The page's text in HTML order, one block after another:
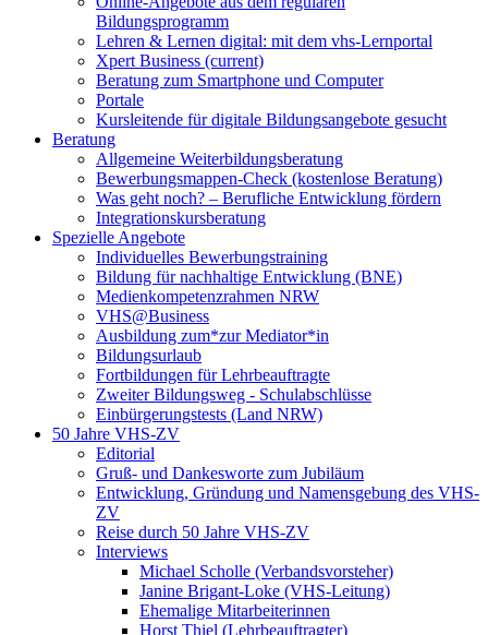
Bildungsprogramm
Lehren & Lernen digital: mit dem vhs-Lernportal
Xpert Business (current)
Beratung zum Smartphone und Computer
Portale
Kursleitende für digitale Bildungsangebote gesucht
Beratung
Allgemeine Weiterbildungsberatung
Bewerbungsmappen-Check (kostenlose Beratung)
Was geht noch? – Berufliche Entwicklung fördern
Integrationskursberatung
Spezielle Angebote
Individuelles Bewerbungstraining
Bildung für nachhaltige Entwicklung (BNE)
Medienkompetenzrahmen NRW
VHS@Business
Ausbildung zum*zur Mediator*in
Bildungsurlaub
Fortbildungen für Lehrbeauftragte
Zweiter Bildungsweg - Schulabschlüsse
Einbürgerungstests (Land NRW)
50 Jahre VHS-ZV
Editorial
Gruß- und Dankesworte zum Jubiläum
Entwicklung, Gründung und Namensgebung des VHS-
ZV
Reise durch 50 Jahre VHS-ZV
Interviews
Michael Scholle (Verbandsvorsteher)
Janine Brigant-Loke (VHS-Leitung)
Ehemalige Mitarbeiterinnen
Horst Thiel (Lehrbeauftragter)